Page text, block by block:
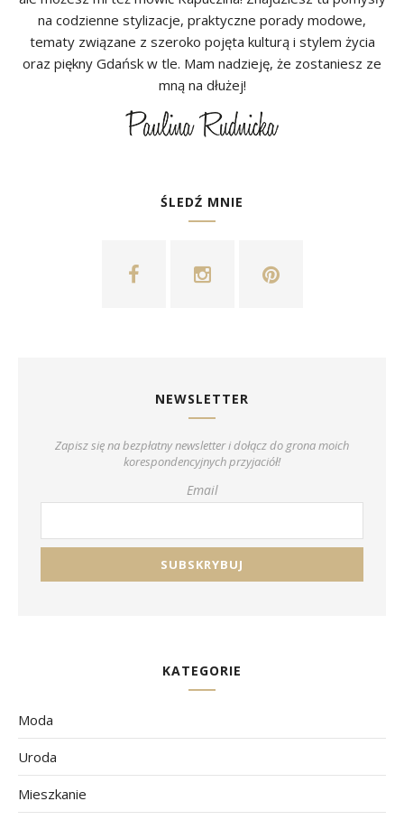
na codzienne stylizacje, praktyczne porady modowe,
tematy związane z szeroko pojęta kulturą i stylem życia
oraz piękny Gdańsk w tle. Mam nadzieję, że zostaniesz ze
mną na dłużej!
ŚLEDŹ MNIE
NEWSLETTER
Zapisz się na bezpłatny newsletter i dołącz do grona moich
korespondencyjnych przyjaciół!
Email
KATEGORIE
Moda
Uroda
Mieszkanie